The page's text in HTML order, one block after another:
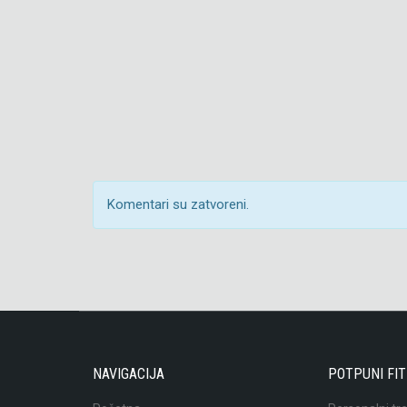
Komentari su zatvoreni.
NAVIGACIJA POTPUNI